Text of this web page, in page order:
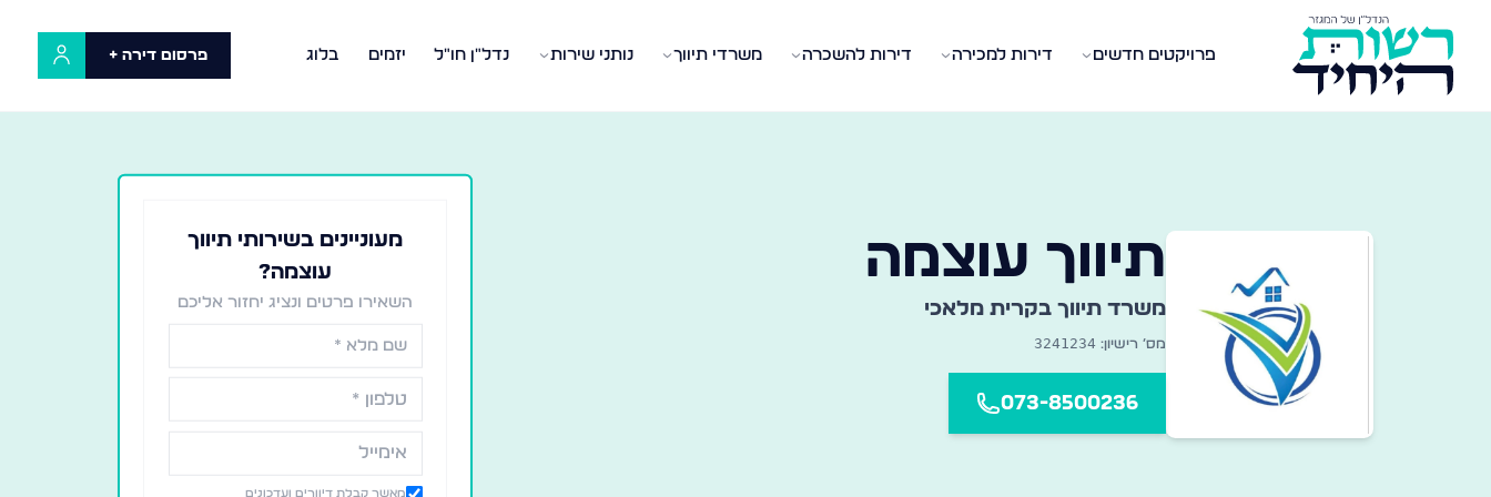
פרויקטים חדשים דירות למכירה דירות להשכרה משרדי תיווך נותני שירות נדל"ן חו"ל יזמים בלוג פרסום דירה +
תיווך עוצמה
משרד תיווך בקרית מלאכי
מס׳ רישיון: 3241234
073-8500236
מעוניינים בשירותי תיווך
עוצמה?
השאירו פרטים ונציג יחזור אליכם
מאשר קבלת דיוורים ועדכונים